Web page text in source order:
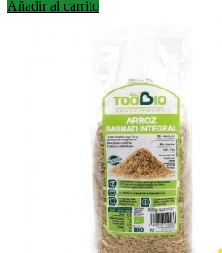
Añadir al carrito